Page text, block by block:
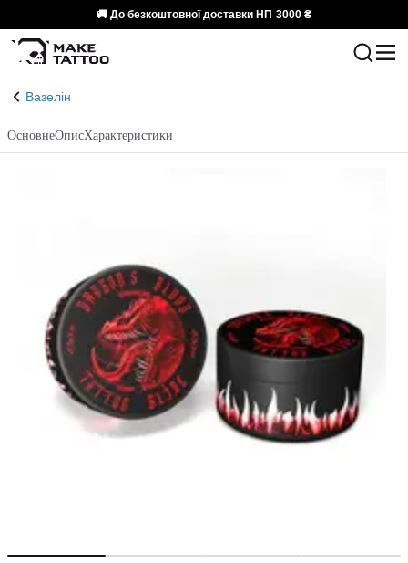
🚚 До безкоштовної доставки НП 3000 ₴
Вазелін
ОсновнеОписХарактеристики